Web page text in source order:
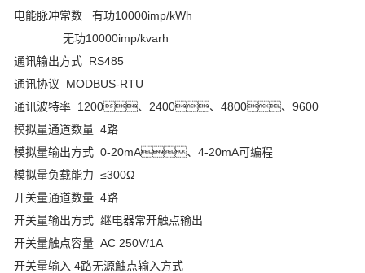
电能脉冲常数 有功10000imp/kWh
无功10000imp/kvarh
通讯输出方式 RS485
通讯协议 MODBUS-RTU
通讯波特率 1200、2400、4800、9600
模拟量通道数量 4路
模拟量输出方式 0-20mA、4-20mA可编程
模拟量负载能力 ≤300Ω
开关量通道数量 4路
开关量输出方式 继电器常开触点输出
开关量触点容量 AC 250V/1A
开关量输入 4路无源触点输入方式